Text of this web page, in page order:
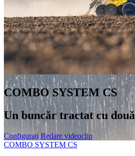
COMBO SYSTEM CS
Un buncăr tractat cu
Configurați Redare videoclip
COMBO SYSTEM CS